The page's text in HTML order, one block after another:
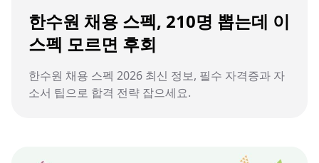
한수원 채용 스펙, 210명 뽑는데 이
스펙 모르면 후회
한수원 채용 스펙 2026 최신 정보, 필수 자격증과 자
소서 팁으로 합격 전략 잡으세요.